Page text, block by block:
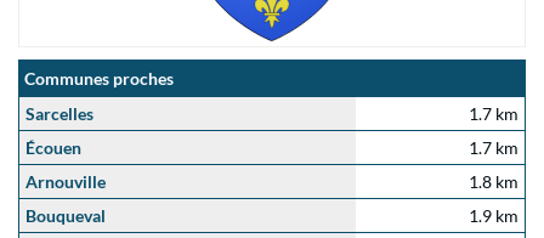
Communes proches
Sarcelles
1.7 km
Écouen
1.7 km
Arnouville
1.8 km
Bouqueval
1.9 km